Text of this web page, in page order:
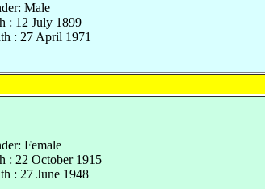
Male
: 12 July 1899
: 27 April 1971
Female
: 22 October 1915
: 27 June 1948